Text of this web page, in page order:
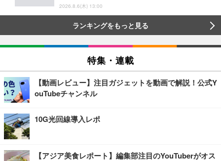
2026.8.6(木) 13:00
ランキングをもっと見る
特集・連載
【動画レビュー】注目ガジェットを動画で解説！公式Y
ouTubeチャンネル
10G光回線導入レポ
【アジア美食レポート】編集部注目のYouTuberがオス